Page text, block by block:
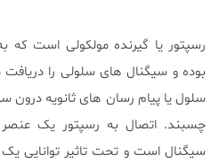
رسپتور یا گیرنده مولکولی است
بوده و سیگنال های سلولی را
سلول یا پیام رسان های ثانویه درون
چسبند. اتصال به رسپتور یک
سیگنال است و تحت تاثیر توانایی